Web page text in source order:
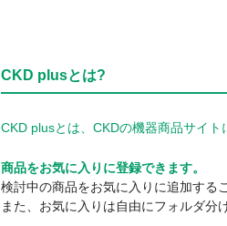
CKD plusとは?
CKD plusとは、CKDの機器商品サイ
商品をお気に入りに登録できます。
検討中の商品をお気に入りに追加する
また、お気に入りは自由にフォルダ